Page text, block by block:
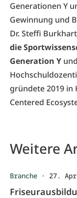
Generationen Y
Gewinnung und
Dr. Steffi Burkhart
die
Generation Y
gründete 2019 in
Centered
Weitere
Branche · 27.